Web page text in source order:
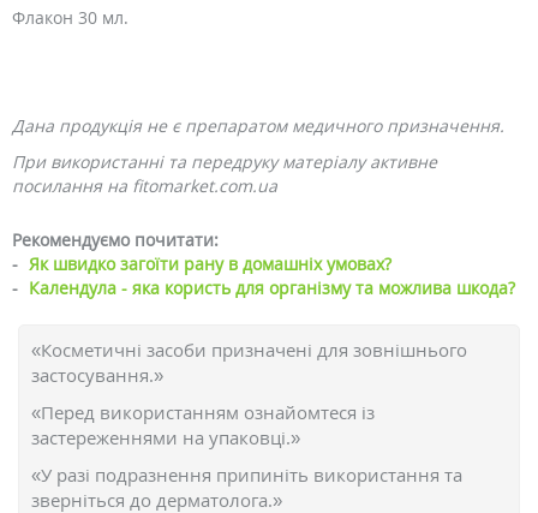
Флакон 30 мл.
Дана продукція не є препаратом медичного призначення.
При використанні та передруку матеріалу активне
посилання на fitomarket.com.ua
Рекомендуємо почитати:
- Як швидко загоїти рану в домашніх умовах?
- Календула - яка користь для організму та можлива шкода?
«Косметичні засоби призначені для зовнішнього
застосування.»
«Перед використанням ознайомтеся із
застереженнями на упаковці.»
«У разі подразнення припиніть використання та
зверніться до дерматолога.»